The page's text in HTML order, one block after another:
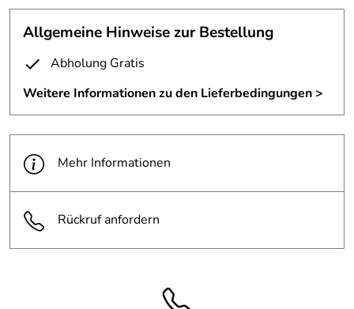
der Skulptur.
Befestigung:
mit von unten angeschweißten
Bolzen
Fertigungsverfa
hren:
geschweißt
Oberfläche:
rostiger Stahl
Länge:
80 cm
Allgemeine Hinweise zur Bestellung
Abholung Gratis
Weitere Informationen zu den Lieferbedingungen >
Mehr Informationen
Rückruf anfordern